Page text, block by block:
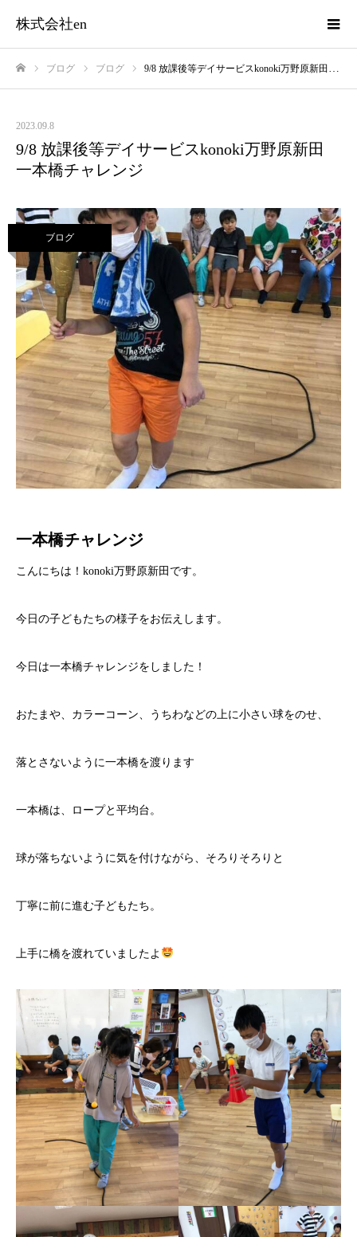
株式会社en
ブログ ブログ 9/8 放課後等デイサービスkonoki万野原新田 一本橋チャレンジ
2023.09.8
9/8 放課後等デイサービスkonoki万野原新田
一本橋チャレンジ
ブログ
一本橋チャレンジ
こんにちは！konoki万野原新田です。
今日の子どもたちの様子をお伝えします。
今日は一本橋チャレンジをしました！
おたまや、カラーコーン、うちわなどの上に小さい球をのせ、
落とさないように一本橋を渡ります
一本橋は、ロープと平均台。
球が落ちないように気を付けながら、そろりそろりと
丁寧に前に進む子どもたち。
上手に橋を渡れていましたよ